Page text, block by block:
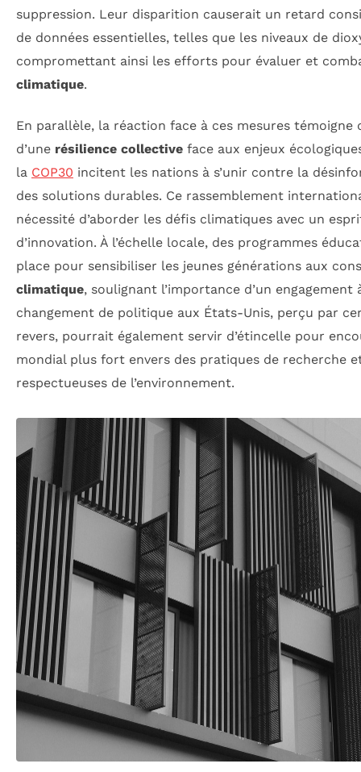
suppression. Leur disparition causerait un retard
de données essentielles, telles que les niveaux de
compromettant ainsi les efforts pour évaluer et
climatique.
En parallèle, la réaction face à ces mesures témoigne
d’une résilience collective face aux enjeux
la COP30 incitent les nations à s’unir contre la
des solutions durables. Ce rassemblement
nécessité d’aborder les défis climatiques avec un
d’innovation. À l’échelle locale, des programmes
place pour sensibiliser les jeunes générations aux
climatique, soulignant l’importance d’un engagement
changement de politique aux États-Unis, perçu par
revers, pourrait également servir d’étincelle pour
mondial plus fort envers des pratiques de recherche
respectueuses de l’environnement.